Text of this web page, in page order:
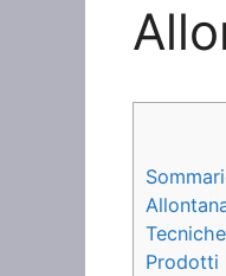
Prodotti